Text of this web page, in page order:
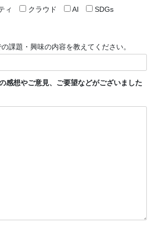
ィ クラウド AI SDGs
課題・興味の内容を教えてください。
感想やご意見、ご要望などがございました